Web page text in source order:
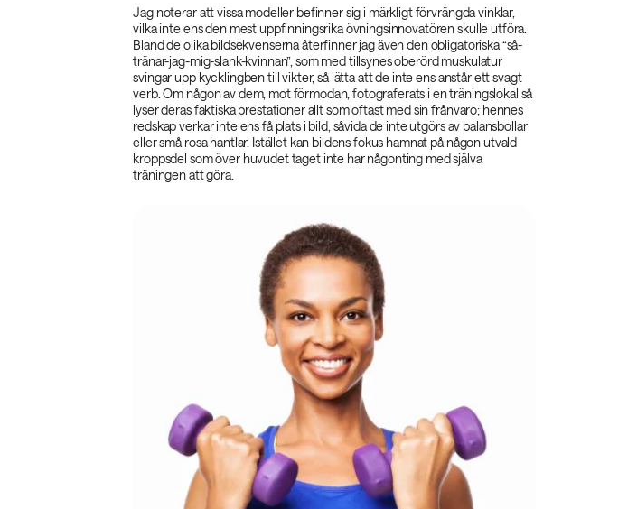
Jag noterar att vissa modeller befinner sig i märkligt förvrängda vinklar,
vilka inte ens den mest uppfinningsrika övningsinnovatören skulle utföra.
Bland de olika bildsekvenserna återfinner jag även den obligatoriska “så-
tränar-jag-mig-slank-kvinnan”, som med tillsynes oberörd muskulatur
svingar upp kycklingben till vikter, så lätta att de inte ens anstår ett svagt
verb. Om någon av dem, mot förmodan, fotograferats i en träningslokal så
lyser deras faktiska prestationer allt som oftast med sin frånvaro; hennes
redskap verkar inte ens få plats i bild, såvida de inte utgörs av balansbollar
eller små rosa hantlar. Istället kan bildens fokus hamnat på någon utvald
kroppsdel som över huvudet taget inte har någonting med själva
träningen att göra.